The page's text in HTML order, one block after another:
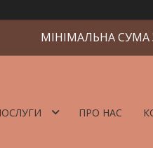
МІНІМАЛЬНА СУМА
ПРО НАС